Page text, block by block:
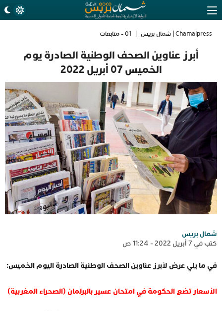
Chamalpress | شمال بريس 01 - متابعات
أبرز عناوين الصحف الوطنية الصادرة يوم
الخميس 07 أبريل 2022
شمال بريس
كتب في 7 أبريل 2022 - 11:24 ص
في ما يلي عرض لأبرز عناوين الصحف الوطنية الصادرة اليوم الخميس:
الأسعار تضع الحكومة في امتحان عسير بالبرلمان (الصحراء المغربية)